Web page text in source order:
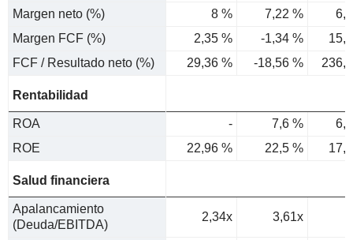
Margen neto (%)
8 % 7,22 %
Margen FCF (%)
2,35 % -1,34 %
FCF / Resultado neto (%)
29,36 % -18,56 %
Rentabilidad
ROA - 7,6 %
ROE
22,96 % 22,5 %
Salud financiera
Apalancamiento
(Deuda/EBITDA)
2,34x 3,61x